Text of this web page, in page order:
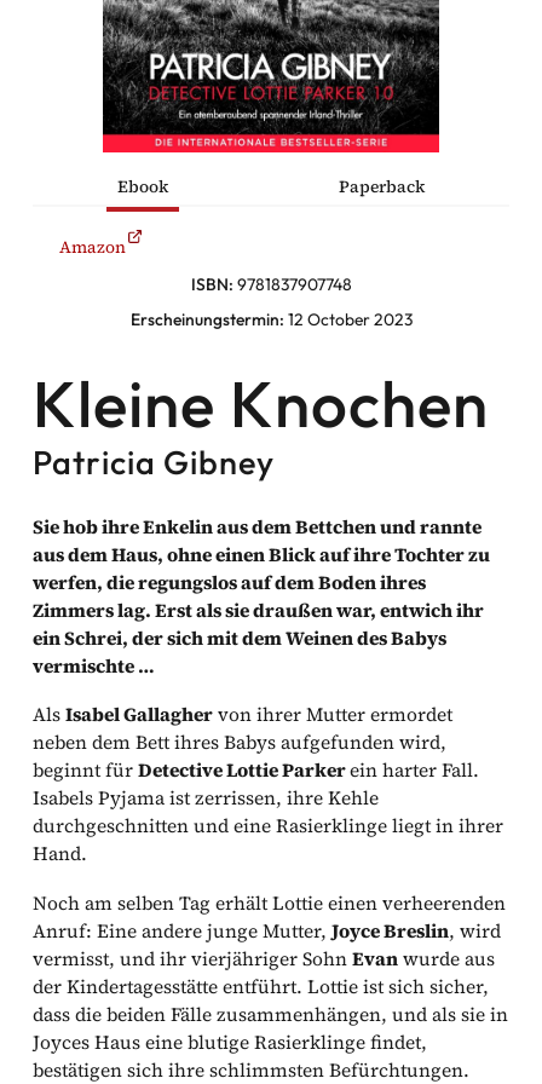
Facebook
Instagram
Komödien
Ebook Paperback
Amazon
ISBN: 9781837907748
Erscheinungstermin: 12 October 2023
Kleine Knochen
Patricia Gibney
Sie hob ihre Enkelin aus dem Bettchen und rannte
aus dem Haus, ohne einen Blick auf ihre Tochter zu
werfen, die regungslos auf dem Boden ihres
Zimmers lag. Erst als sie draußen war, entwich ihr
ein Schrei, der sich mit dem Weinen des Babys
vermischte …
AlsIsabel Gallaghervon ihrer Mutter ermordet
neben dem Bett ihres Babys aufgefunden wird,
beginnt fürDetective Lottie Parkerein harter Fall.
Isabels Pyjama ist zerrissen, ihre Kehle
durchgeschnitten und eine Rasierklinge liegt in ihrer
Hand.
Noch am selben Tag erhält Lottie einen verheerenden
Anruf: Eine andere junge Mutter,Joyce Breslin, wird
vermisst, und ihr vierjähriger SohnEvanwurde aus
der Kindertagesstätte entführt. Lottie ist sich sicher,
dass die beiden Fälle zusammenhängen, und als sie in
Joyces Haus eine blutige Rasierklinge findet,
bestätigen sich ihre schlimmsten Befürchtungen.